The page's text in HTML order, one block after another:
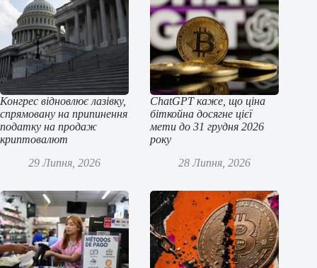
Конгрес відновлює лазівку,
спрямовану на припинення
податку на продаж
криптовалют
29 Липня, 2026
ChatGPT каже, що ціна
біткойна досягне цієї
мети до 31 грудня 2026
року
28 Липня, 2026